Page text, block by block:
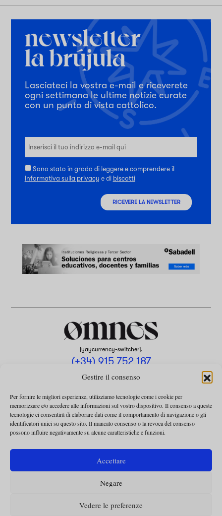
Gestire il consenso
Per fornire le migliori esperienze, utilizziamo tecnologie come i cookie per
memorizzare e/o accedere alle informazioni sul vostro dispositivo. Il consenso a queste
tecnologie ci consentirà di elaborare dati come il comportamento di navigazione o gli
identificatori unici su questo sito. Il mancato consenso o la revoca del consenso
possono influire negativamente su alcune caratteristiche e funzioni.
Accettare
Negare
Vedere le preferenze
Lasciateci la vostra e-mail e riceverete
ogni settimana le ultime notizie curate
con un punto di vista cattolico.
Sono stato in grado di leggere e comprendere il
Informativa sulla privacy e di biscotti
RICEVERE LA NEWSLETTER
[yaycurrency-switcher].
(+34) 915 752 187
omnes@omnesmag.com
INFORMATIVA SULLA PRIVACY
UTILIZZO DEI COOKIE
TERMINI E CONDIZIONI DELLA COLLABORAZIONE